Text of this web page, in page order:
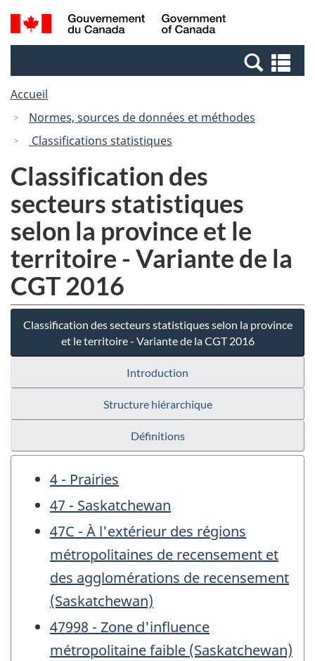
Passer
au
Passer
à
Canada
Recherche
et
et
Accueil
Normes, sources de données et méthodes
Classifications statistiques
Classification des
secteurs statistiques
selon la province et le
territoire - Variante de la
CGT 2016
Classification des secteurs statistiques selon la province
et le territoire - Variante de la CGT 2016
Introduction
Structure hiérarchique
Définitions
4 - Prairies
47 - Saskatchewan
47C - À l'extérieur des régions
métropolitaines de recensement et
des agglomérations de recensement
(Saskatchewan)
47998 - Zone d'influence
métropolitaine faible (Saskatchewan)